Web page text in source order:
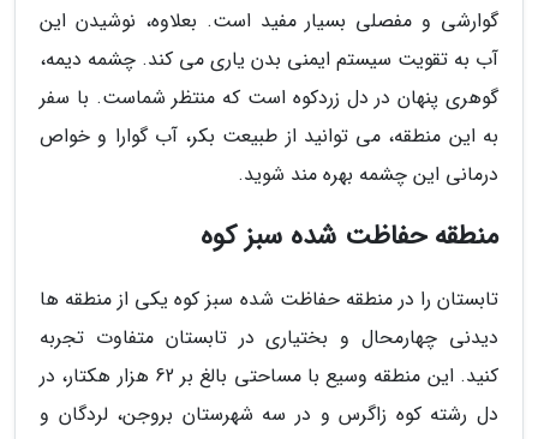
گوارشی و مفصلی بسیار مفید است. بعلاوه، نوشیدن این
آب به تقویت سیستم ایمنی بدن یاری می کند. چشمه دیمه،
گوهری پنهان در دل زردکوه است که منتظر شماست. با سفر
به این منطقه، می توانید از طبیعت بکر، آب گوارا و خواص
درمانی این چشمه بهره مند شوید.
منطقه حفاظت شده سبز کوه
تابستان را در منطقه حفاظت شده سبز کوه یکی از منطقه ها
دیدنی چهارمحال و بختیاری در تابستان متفاوت تجربه
کنید. این منطقه وسیع با مساحتی بالغ بر 62 هزار هکتار، در
دل رشته کوه زاگرس و در سه شهرستان بروجن، لردگان و